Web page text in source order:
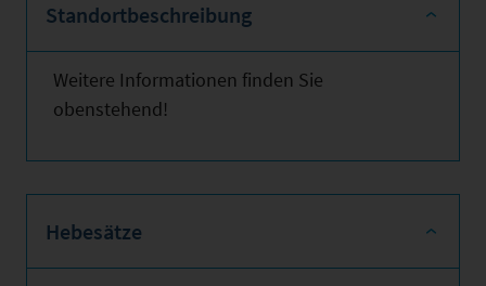
Standortbeschreibung
Weitere Informationen finden Sie
obenstehend!
Hebesätze